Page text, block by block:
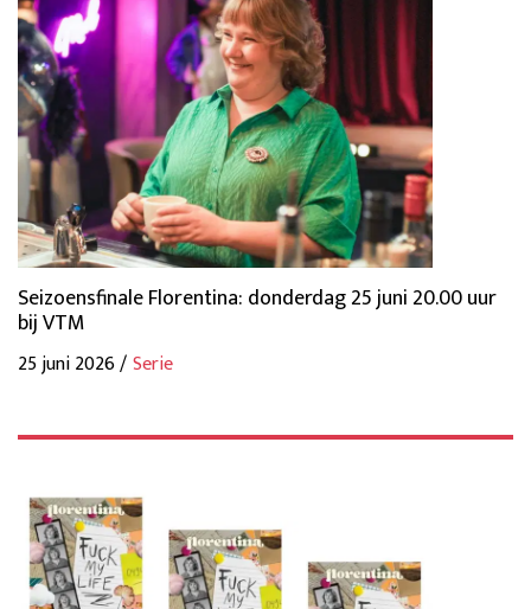
Seizoensfinale Florentina: donderdag 25 juni 20.00 uur
bij VTM
25 juni 2026 /Serie